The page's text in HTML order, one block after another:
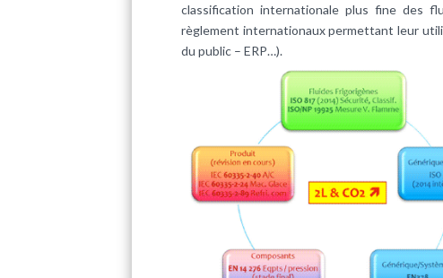
classification internationale plus fine des
règlement internationaux permettant leur
du public – ERP…).